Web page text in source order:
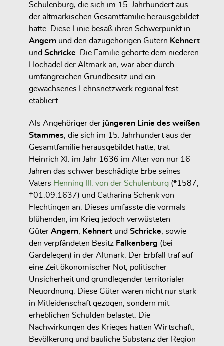
Schulenburg, die sich im 15. Jahrhundert aus
der altmärkischen Gesamtfamilie herausgebildet
hatte. Diese Linie besaß ihren Schwerpunkt in
Angern und den dazugehörigen Gütern Kehnert
und Schricke . Die Familie gehörte dem niederen
Hochadel der Altmark an, war aber durch
umfangreichen Grundbesitz und ein
gewachsenes Lehnsnetzwerk regional fest
etabliert.
Als Angehöriger der jüngeren Linie des weißen
Stammes, die sich im 15. Jahrhundert aus der
Gesamtfamilie herausgebildet hatte, trat
Heinrich XI. im Jahr 1636 im Alter von nur 16
Jahren das schwer beschädigte Erbe seines
Vaters Henning III. von der Schulenburg (*1587,
†01.09.1637) und Catharina Schenk von
Flechtingen an. Dieses umfasste die vormals
blühenden, im Krieg jedoch verwüsteten
Güter Angern, Kehnert und Schricke, sowie
den verpfändeten Besitz Falkenberg (bei
Gardelegen) in der Altmark. Der Erbfall traf auf
eine Zeit ökonomischer Not, politischer
Unsicherheit und grundlegender territorialer
Neuordnung. Diese Güter waren nicht nur stark
in Mitleidenschaft gezogen, sondern mit
erheblichen Schulden belastet. Die
Nachwirkungen des Krieges hatten Wirtschaft,
Bevölkerung und bauliche Substanz der Region